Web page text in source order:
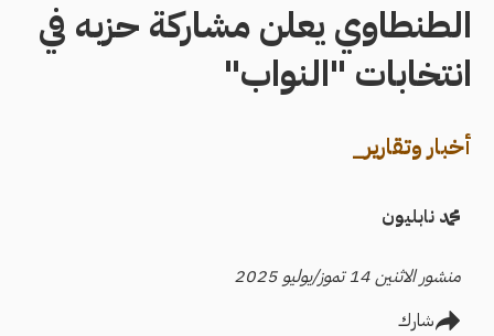
الطنطاوي يعلن مشاركة حزبه في
انتخابات "النواب"
أخبار وتقارير_
محمد نابليون
منشور الاثنين 14 تموز/يوليو 2025
شارك